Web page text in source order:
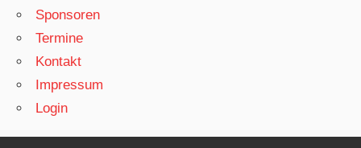
Sponsoren
Termine
Kontakt
Impressum
Login